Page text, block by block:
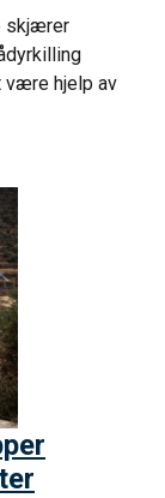
skjærer
være hjelp av